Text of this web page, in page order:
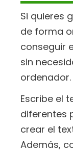
Si quieres
de forma
conseguir
sin
ordenador.
Escribe el
diferentes
crear el
Además,